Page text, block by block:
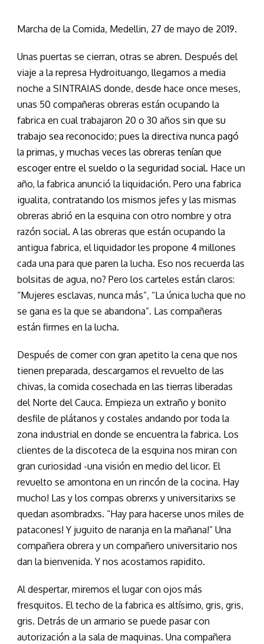
Marcha de la Comida, Medellin, 27 de mayo de 2019.
Unas puertas se cierran, otras se abren. Después del
viaje a la represa Hydroituango, llegamos a media
noche a SINTRAIAS donde, desde hace once meses,
unas 50 compañeras obreras están ocupando la
fabrica en cual trabajaron 20 o 30 años sin que su
trabajo sea reconocido; pues la directiva nunca pagó
la primas, y muchas veces las obreras tenían que
escoger entre el sueldo o la seguridad social. Hace un
año, la fabrica anunció la liquidación. Pero una fabrica
igualita, contratando los mismos jefes y las mismas
obreras abrió en la esquina con otro nombre y otra
razón social. A las obreras que están ocupando la
antigua fabrica, el liquidador les propone 4 millones
cada una para que paren la lucha. Eso nos recuerda las
bolsitas de agua, no? Pero los carteles están claros:
“Mujeres esclavas, nunca más”, “La única lucha que no
se gana es la que se abandona”. Las compañeras
están firmes en la lucha.
Después de comer con gran apetito la cena que nos
tienen preparada, descargamos el revuelto de las
chivas, la comida cosechada en las tierras liberadas
del Norte del Cauca. Empieza un extraño y bonito
desfile de plátanos y costales andando por toda la
zona industrial en donde se encuentra la fabrica. Los
clientes de la discoteca de la esquina nos miran con
gran curiosidad -una visión en medio del licor. El
revuelto se amontona en un rincón de la cocina. Hay
mucho! Las y los compas obrerxs y universitarixs se
quedan asombradxs. “Hay para hacerse unos miles de
patacones! Y juguito de naranja en la mañana!” Una
compañera obrera y un compañero universitario nos
dan la bienvenida. Y nos acostamos rapidito.
Al despertar, miremos el lugar con ojos más
fresquitos. El techo de la fabrica es altísimo, gris, gris,
gris. Detrás de un armario se puede pasar con
autorización a la sala de maquinas. Una compañera